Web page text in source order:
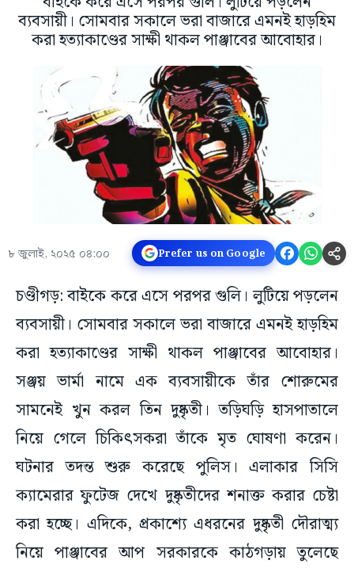
ব্যবসায়ী। সোমবার সকালে ভরা বাজারে এমনই হাড়হিম
করা হত্যাকাণ্ডের সাক্ষী থাকল পাঞ্জাবের আবোহার।
৮ জুলাই, ২০২৫ ০৪:০০ Prefer us on Google
চণ্ডীগড়: বাইকে করে এসে পরপর গুলি। লুটিয়ে পড়লেন
ব্যবসায়ী। সোমবার সকালে ভরা বাজারে এমনই হাড়হিম
করা হত্যাকাণ্ডের সাক্ষী থাকল পাঞ্জাবের আবোহার।
সঞ্জয় ভার্মা নামে এক ব্যবসায়ীকে তাঁর শোরুমের
সামনেই খুন করল তিন দুষ্কৃতী। তড়িঘড়ি হাসপাতালে
নিয়ে গেলে চিকিৎসকরা তাঁকে মৃত ঘোষণা করেন।
ঘটনার তদন্ত শুরু করেছে পুলিস। এলাকার সিসি
ক্যামেরার ফুটেজ দেখে দুষ্কৃতীদের শনাক্ত করার চেষ্টা
করা হচ্ছে। এদিকে, প্রকাশ্যে এধরনের দুষ্কৃতী দৌরাত্ম্য
নিয়ে পাঞ্জাবের আপ সরকারকে কাঠগড়ায় তুলেছে